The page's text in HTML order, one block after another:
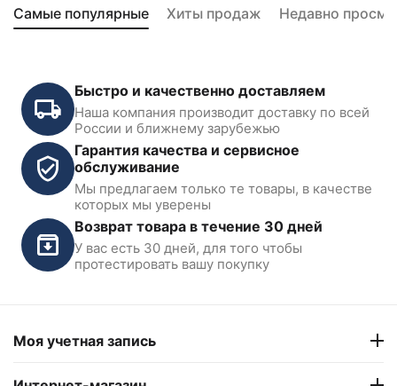
Самые популярные Хиты продаж Недавно
Бустер 38 л. для взрывной
накачки колес KraftWell
KRWB-38
В наличии
Быстро и качественно доставляем
Наша компания производит доставку по всей
России и ближнему зарубежью
Гарантия качества и сервисное
обслуживание
Мы предлагаем только те товары, в качестве
которых мы уверены
Возврат товара в течение 30 дней
У вас есть 30 дней, для того чтобы
протестировать вашу покупку
Моя учетная запись